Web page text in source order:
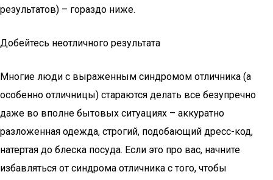
результатов) – гораздо ниже.
Добейтесь неотличного результата
Многие люди с выраженным синдромом отличника (а
особенно отличницы) стараются делать все безупречно
даже во вполне бытовых ситуациях – аккуратно
разложенная одежда, строгий, подобающий дресс-код,
натертая до блеска посуда. Если это про вас, начните
избавляться от синдрома отличника с того, чтобы